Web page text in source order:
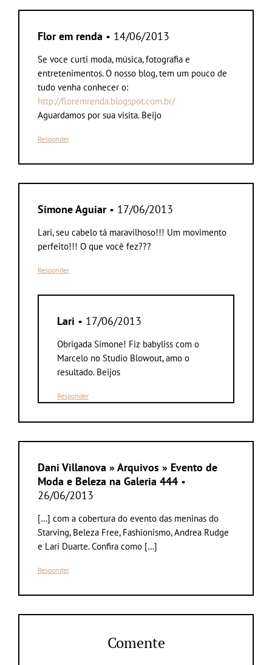
Flor em renda • 14/06/2013
Se voce curti moda, música, fotografia e
entretenimentos. O nosso blog, tem um pouco de
tudo venha conhecer o:
http://floremrenda.blogspot.com.br/
Aguardamos por sua visita. Beijo
Responder
Simone Aguiar• 17/06/2013
Lari, seu cabelo tá maravilhoso!!! Um movimento
perfeito!!! O que você fez???
Responder
Lari • 17/06/2013
Obrigada Simone! Fiz babyliss com o
Marcelo no Studio Blowout, amo o
resultado. Beijos
Responder
Dani Villanova » Arquivos » Evento de
Moda e Beleza na Galeria 444 •
26/06/2013
[…] com a cobertura do evento das meninas do
Starving, Beleza Free, Fashionismo, Andrea Rudge
e Lari Duarte. Confira como […]
Responder
Comente